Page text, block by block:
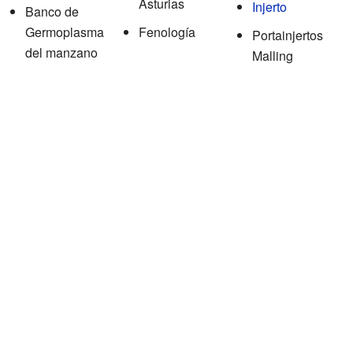
Banco de
Germoplasma
del manzano
Fenología
Injerto
Portainjertos
Malling